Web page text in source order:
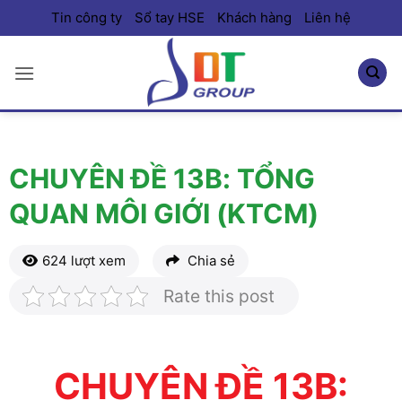
qua
dung
Tin công ty Sổ tay HSE Khách hàng Liên hệ
CHUYÊN ĐỀ 13B: TỔNG
QUAN MÔI GIỚI (KTCM)
624 lượt xem Chia sẻ
Rate this post
CHUYÊN ĐỀ 13B: